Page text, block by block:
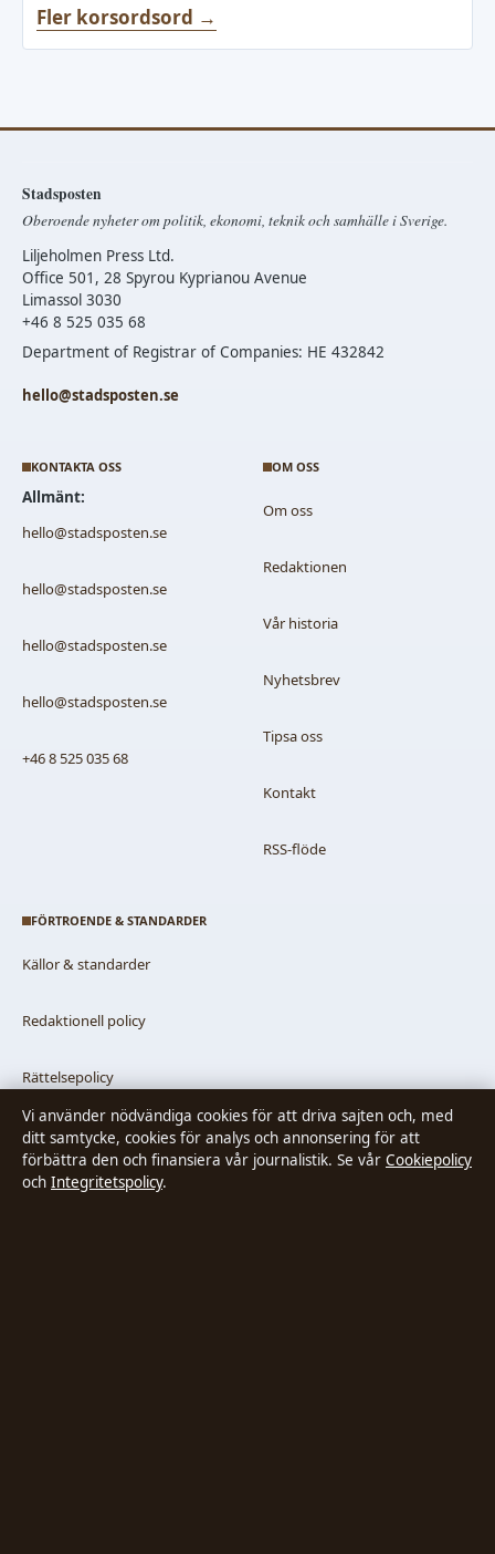
Fler korsordsord →
Stadsposten
Oberoende nyheter om politik, ekonomi, teknik och samhälle i Sverige.
Liljeholmen Press Ltd.
Office 501, 28 Spyrou Kyprianou Avenue
Limassol 3030
+46 8 525 035 68
Department of Registrar of Companies: HE 432842
hello@stadsposten.se
KONTAKTA OSS
Allmänt:
hello@stadsposten.se
hello@stadsposten.se
hello@stadsposten.se
hello@stadsposten.se
+46 8 525 035 68
OM OSS
Om oss
Redaktionen
Vår historia
Nyhetsbrev
Tipsa oss
Kontakt
RSS-flöde
FÖRTROENDE & STANDARDER
Källor & standarder
Redaktionell policy
Rättelsepolicy
Faktagranskningspolicy
Ägande & finansiering
Vi använder nödvändiga cookies för att driva sajten och, med
ditt samtycke, cookies för analys och annonsering för att
förbättra den och finansiera vår journalistik. Se vår Cookiepolicy
och Integritetspolicy.